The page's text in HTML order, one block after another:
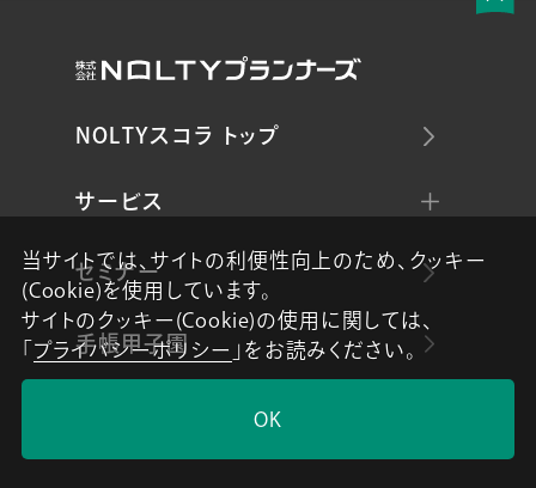
NOLTYスコラ トップ
サービス
セミナー
手帳甲子園
当サイトでは、サイトの利便性向上のため、クッキー
(Cookie)を使用しています。
サイトのクッキー(Cookie)の使用に関しては、
プライバシーポリシー 」をお読みください。
OK